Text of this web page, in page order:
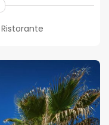
Ristorante